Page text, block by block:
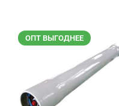
ОПТ ВЫГОДНЕЕ